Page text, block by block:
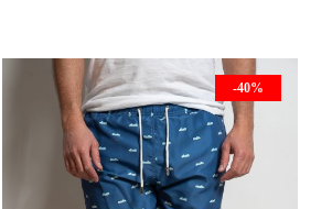
$899.$539.
-40%